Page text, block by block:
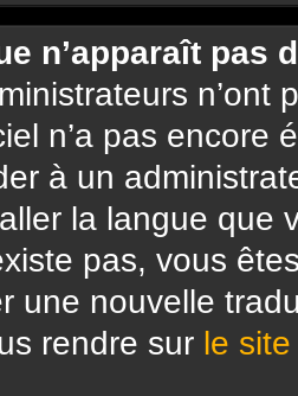
n’apparaît pas
n’ont
n’a pas encore
à un
la langue que
pas, vous
une nouvelle
rendre sur le